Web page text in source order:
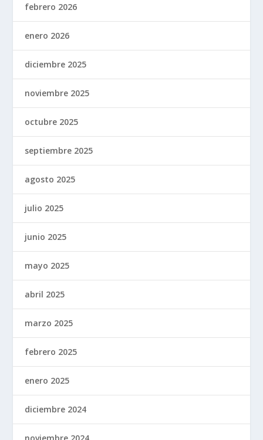
febrero 2026
enero 2026
diciembre 2025
noviembre 2025
octubre 2025
septiembre 2025
agosto 2025
julio 2025
junio 2025
mayo 2025
abril 2025
marzo 2025
febrero 2025
enero 2025
diciembre 2024
noviembre 2024